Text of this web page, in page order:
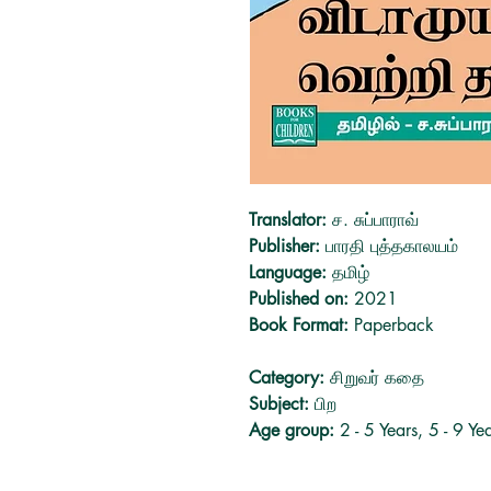
Translator: ச. சுப்பாராவ்
Publisher: பாரதி புத்தகாலயம்
Language: தமிழ்
Published on: 2021
Book Format: Paperback
Category: சிறுவர் கதை
Subject: பிற
Age group: 2 - 5 Years, 5 - 9